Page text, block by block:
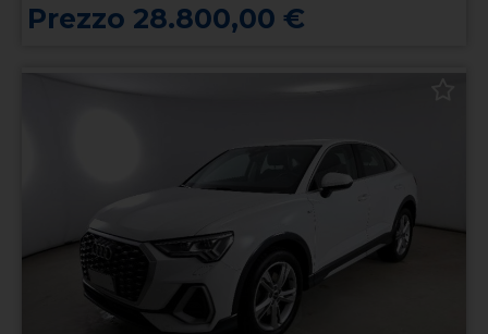
Prezzo 28.800,00 €